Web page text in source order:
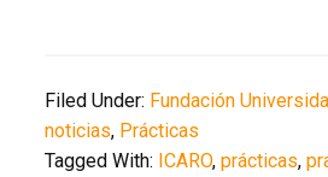
Filed Under: Fundación
noticias, Prácticas
Tagged With: ICARO,prácticas,